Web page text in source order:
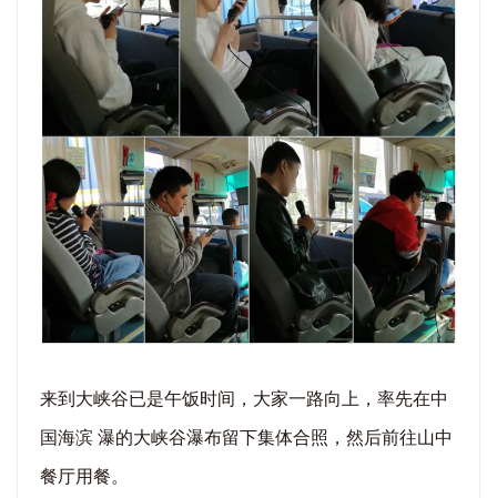
来到大峡谷已是午饭时间，大家一路向上，率先在中
国海滨 瀑的大峡谷瀑布留下集体合照，然后前往山中
餐厅用餐。